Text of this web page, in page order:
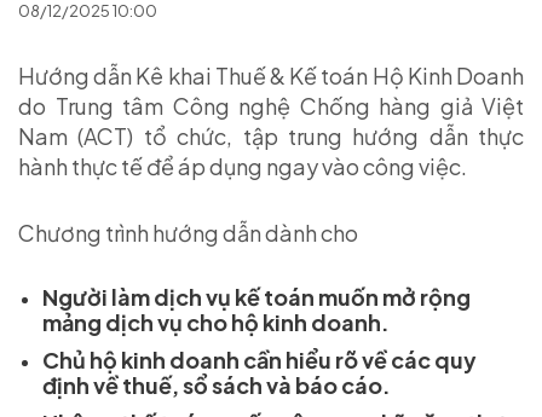
08/12/2025 10:00
Hướng dẫn Kê khai Thuế & Kế toán Hộ Kinh Doanh
do Trung tâm Công nghệ Chống hàng giả Việt
Nam (ACT) tổ chức, tập trung hướng dẫn thực
hành thực tế để áp dụng ngay vào công việc.
Chương trình hướng dẫn dành cho
Người làm dịch vụ kế toán muốn mở rộng
mảng dịch vụ cho hộ kinh doanh.
Chủ hộ kinh doanh cần hiểu rõ về các quy
định về thuế, sổ sách và báo cáo.